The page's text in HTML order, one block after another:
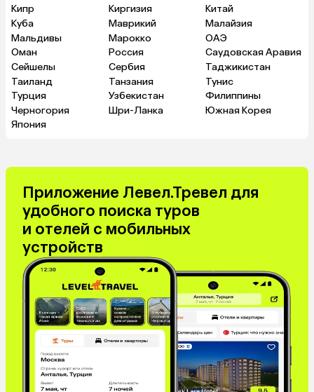
Кипр
Киргизия
Китай
Куба
Маврикий
Малайзия
Мальдивы
Марокко
ОАЭ
Оман
Россия
Саудовская Аравия
Сейшелы
Сербия
Таджикистан
Таиланд
Танзания
Тунис
Турция
Узбекистан
Филиппины
Черногория
Шри-Ланка
Южная Корея
Япония
Приложение Левел.Тревел для
удобного поиска туров
и отелей с мобильных
устройств